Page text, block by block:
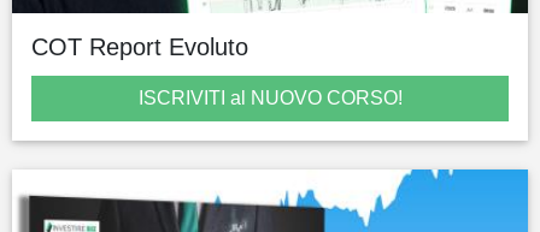
COT Report Evoluto
ISCRIVITI al NUOVO CORSO!